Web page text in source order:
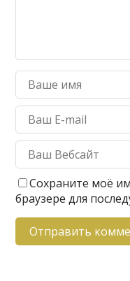
Сохраните моё
браузере для